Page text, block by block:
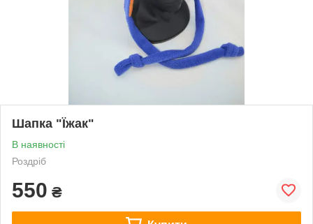
Шапка "Їжак"
В наявності
Роздріб
550 ₴